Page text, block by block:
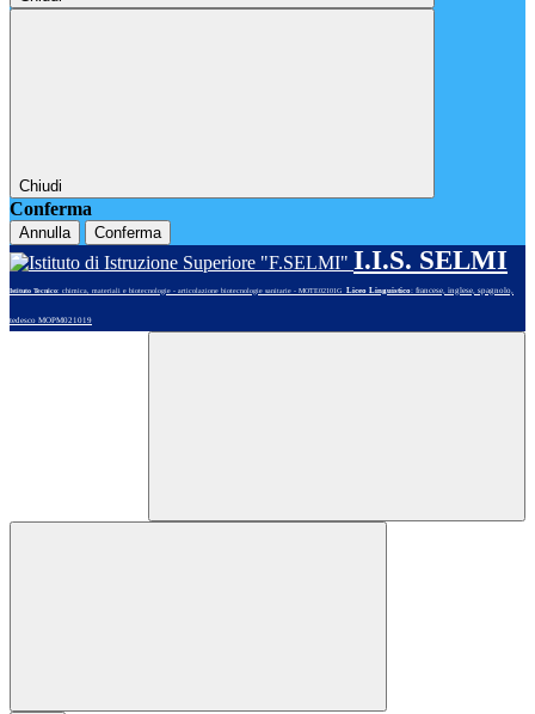
Chiudi
Conferma
Annulla Conferma
I.I.S. SELMI
Istituto Tecnico: chimica, materiali e biotecnologie - articolazione biotecnologie sanitarie - MOTE02101G Liceo Linguistico: francese, inglese, spagnolo,
tedesco MOPM021019